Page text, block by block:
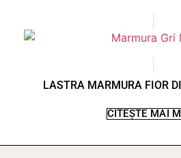
LASTRA MARMURA FIOR
CITEȘTE MAI